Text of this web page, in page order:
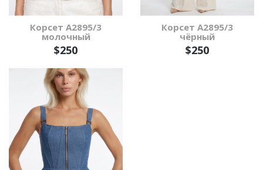
Корсет А2895/3
молочный
$250
Корсет А2895/3
чёрный
$250